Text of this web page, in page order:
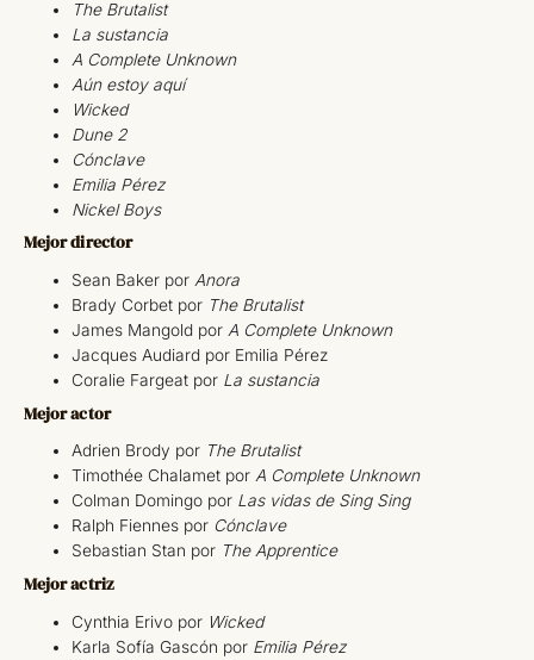
The Brutalist
La sustancia
A Complete Unknown
Aún estoy aquí
Wicked
Dune 2
Cónclave
Emilia Pérez
Nickel Boys
Mejor director
Sean Baker por Anora
Brady Corbet por The Brutalist
James Mangold por A Complete Unknown
Jacques Audiard por Emilia Pérez
Coralie Fargeat por La sustancia
Mejor actor
Adrien Brody por The Brutalist
Timothée Chalamet por A Complete Unknown
Colman Domingo por Las vidas de Sing Sing
Ralph Fiennes por Cónclave
Sebastian Stan por The Apprentice
Mejor actriz
Cynthia Erivo por Wicked
Karla Sofía Gascón por Emilia Pérez